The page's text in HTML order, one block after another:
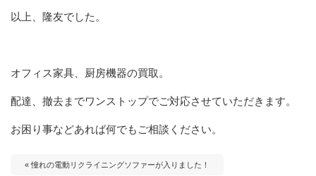
以上、隆友でした。
オフィス家具、厨房機器の買取。
配達、撤去までワンストップでご対応させていただきます。
お困り事などあれば何でもご相談ください。
« 憧れの電動リクライニングソファーが入りました！